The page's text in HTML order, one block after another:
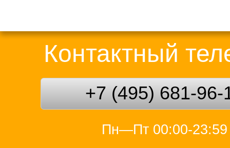
Контактный
+7 (495) 681-96-
Пн—Пт 00:00-23:59